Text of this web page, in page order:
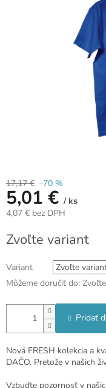
hviezdičiek.
17,17 € –70 %
5,01 € / ks
4,07 € bez DPH
cena:
Zvoľte variant
Variant
Môžeme doručiť do:
Pridať
Nová FRESH kolekcia a
DAČO. Pretože v našich
Vzbuďte pozornosť v